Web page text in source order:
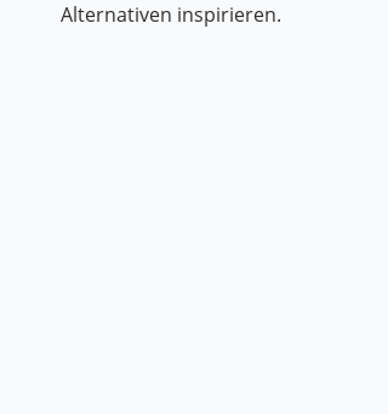
Alternativen inspirieren.